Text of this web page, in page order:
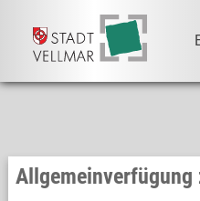
Allgemeinverfügung